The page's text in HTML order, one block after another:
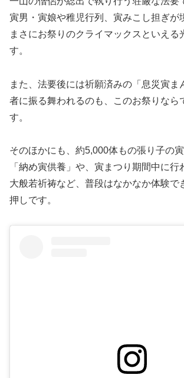
寅男・寅娘や稚児行列、寅みこし担ぎが
まさにお祭りのクライマックスといえる
す。
また、法要後には祈願済みの「息災寅ま
者に振る舞われるのも、このお祭りなら
す。
そのほかにも、約5,000体もの張り子の
「納め寅供養」や、寅まつり期間中に
大般若祈祷など、普段はなかなか体験で
押しです。